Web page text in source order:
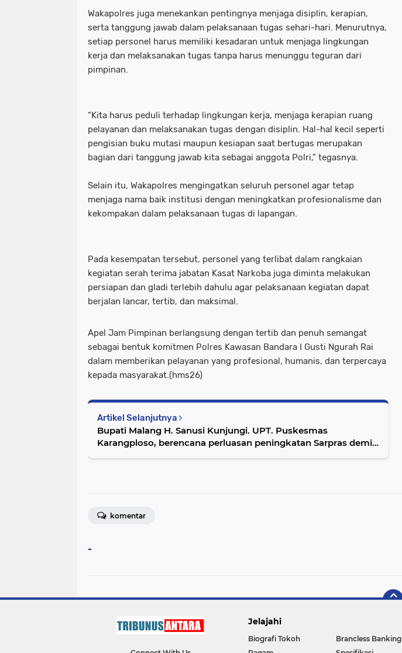
Wakapolres juga menekankan pentingnya menjaga disiplin, kerapian,
serta tanggung jawab dalam pelaksanaan tugas sehari-hari. Menurutnya,
setiap personel harus memiliki kesadaran untuk menjaga lingkungan
kerja dan melaksanakan tugas tanpa harus menunggu teguran dari
pimpinan.
“Kita harus peduli terhadap lingkungan kerja, menjaga kerapian ruang
pelayanan dan melaksanakan tugas dengan disiplin. Hal-hal kecil seperti
pengisian buku mutasi maupun kesiapan saat bertugas merupakan
bagian dari tanggung jawab kita sebagai anggota Polri,” tegasnya.
Selain itu, Wakapolres mengingatkan seluruh personel agar tetap
menjaga nama baik institusi dengan meningkatkan profesionalisme dan
kekompakan dalam pelaksanaan tugas di lapangan.
Pada kesempatan tersebut, personel yang terlibat dalam rangkaian
kegiatan serah terima jabatan Kasat Narkoba juga diminta melakukan
persiapan dan gladi terlebih dahulu agar pelaksanaan kegiatan dapat
berjalan lancar, tertib, dan maksimal.
Apel Jam Pimpinan berlangsung dengan tertib dan penuh semangat
sebagai bentuk komitmen Polres Kawasan Bandara I Gusti Ngurah Rai
dalam memberikan pelayanan yang profesional, humanis, dan terpercaya
kepada masyarakat.(hms26)
Artikel Selanjutnya
Bupati Malang H. Sanusi Kunjungi. UPT. Puskesmas
Karangploso, berencana perluasan peningkatan Sarpras demi
komentar
-
Jelajahi
Biografi Tokoh Brancless Banking